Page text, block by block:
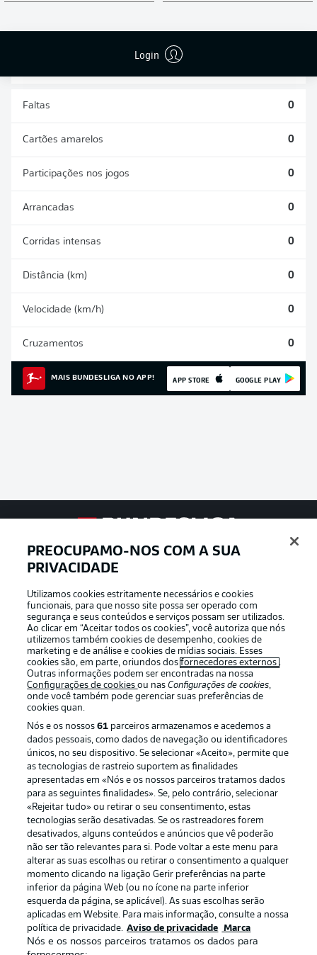
Login
Faltas 0
Cartões amarelos 0
Participações nos jogos 0
Arrancadas 0
Corridas intensas 0
Distância (km) 0
Velocidade (km/h) 0
Cruzamentos 0
MAIS BUNDESLIGA NO APP! APP STORE GOOGLE PLAY
Football as it’s meant to be
APLICATIVO DA BUNDESLIGA
Oferecido por
Publicidade Avisos legais
Aviso de privacidade
Termos de uso Trabalhe conosco
Marca Contato
PREOCUPAMO-NOS COM A SUA
PRIVACIDADE
Utilizamos cookies estritamente necessários e cookies
funcionais, para que nosso site possa ser operado com
segurança e seus conteúdos e serviços possam ser utilizados.
Ao clicar em “Aceitar todos os cookies”, você autoriza que nós
utilizemos também cookies de desempenho, cookies de
marketing e de análise e cookies de mídias sociais. Esses
cookies são, em parte, oriundos dosfornecedores externos .
Outras informações podem ser encontradas na nossa
Configurações de cookiesou nasConfigurações de cookies,
onde você também pode gerenciar suas preferências de
cookies quan.
Nós e os nossos61 parceiros armazenamos e acedemos a
dados pessoais, como dados de navegação ou identificadores
únicos, no seu dispositivo. Se selecionar «Aceito», permite que
as tecnologias de rastreio suportem as finalidades
apresentadas em «Nós e os nossos parceiros tratamos dados
para as seguintes finalidades». Se, pelo contrário, selecionar
«Rejeitar tudo» ou retirar o seu consentimento, estas
tecnologias serão desativadas. Se os rastreadores forem
desativados, alguns conteúdos e anúncios que vê poderão
não ser tão relevantes para si. Pode voltar a este menu para
alterar as suas escolhas ou retirar o consentimento a qualquer
momento clicando na ligação Gerir preferências na parte
inferior da página Web (ou no ícone na parte inferior
esquerda da página, se aplicável). As suas escolhas serão
aplicadas em Website. Para mais informação, consulte a nossa
política de privacidade. Aviso de privacidade Marca
Nós e os nossos parceiros tratamos os dados para